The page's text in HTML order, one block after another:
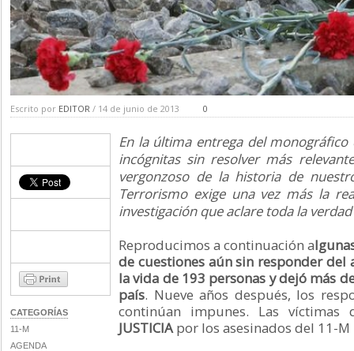
Escrito por EDITOR / 14 de junio de 2013 0
CATEGORÍAS
11-M
AGENDA
En la última entrega del monográfico
incógnitas sin resolver más
vergonzoso de la historia de
Terrorismo exige una vez más la
investigación que aclare toda la
Reproducimos a continuación a
de cuestiones aún sin responder del
la vida de 193 personas y dejó más
país. Nueve años después, los
continúan impunes. Las víctimas
JUSTICIApor los asesinados del 11-M